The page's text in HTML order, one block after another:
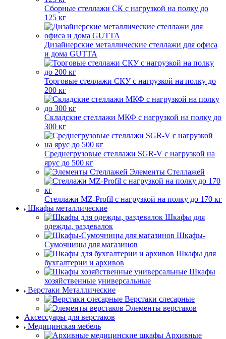
Сборные стеллажи СК с нагрузкой на полку до
125 кг
Дизайнерские металлические стеллажи для офиса
и дома GUTTA
Торговые стеллажи СКУ с нагрузкой на полку до
200 кг
Складские стеллажи МКФ с нагрузкой на полку до
300 кг
Среднегрузовые стеллажи SGR-V с нагрузкой на
ярус до 500 кг
Элементы Стеллажей
Стеллажи MZ-Profil с нагрузкой на полку до 170 кг
Шкафы металлические
Шкафы для
одежды, раздевалок
Шкафы-
Сумочницы для магазинов
Шкафы для
бухгалтерии и архивов
Шкафы
хозяйственные универсальные
Верстаки Металлические
Верстаки слесарные
Элементы верстаков
Аксессуары для верстаков
Медицинская мебель
Архивные